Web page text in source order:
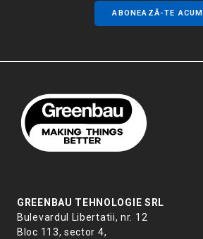
ABONEAZĂ-TE ACUM
GREENBAU TEHNOLOGIE SRL
Bulevardul Libertatii, nr. 12
Bloc 113, sector 4,